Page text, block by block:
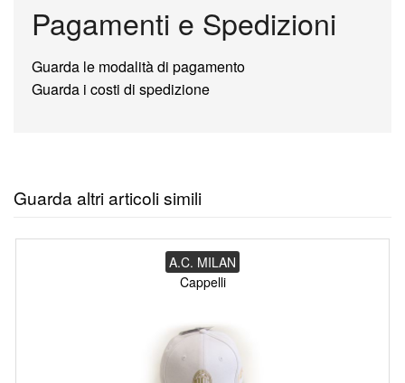
Pagamenti e Spedizioni
Guarda le modalità di pagamento
Guarda i costi di spedizione
Guarda altri articoli simili
A.C. MILAN
Cappelli